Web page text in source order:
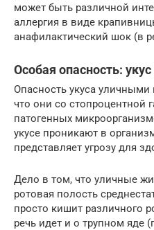
может быть различной
аллергия в виде
анафилактический шок (в
Особая опасность:
Опасность укуса
что они со стопроцентной
патогенных
укусе проникают в
представляет угрозу для
Дело в том, что уличные
ротовая полость
просто кишит различного
речь идет и о трупном яде